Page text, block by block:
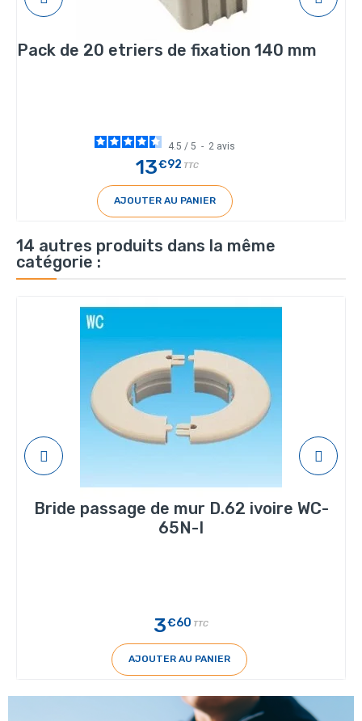
Pack de 20 etriers de fixation 140 mm
4.5 / 5 - 2 avis
13€92 TTC
AJOUTER AU PANIER
14 autres produits dans la même
catégorie :
Bride passage de mur D.62 ivoire WC-
65N-I
3€60 TTC
AJOUTER AU PANIER